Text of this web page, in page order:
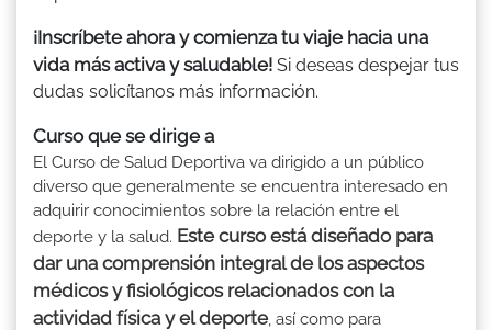
¡Inscríbete ahora y comienza tu viaje hacia una
vida más activa y saludable! Si deseas despejar tus
dudas solicítanos más información.
Curso que se dirige a
El Curso de Salud Deportiva va dirigido a un público
diverso que generalmente se encuentra interesado en
adquirir conocimientos sobre la relación entre el
deporte y la salud. Este curso está diseñado para
dar una comprensión integral de los aspectos
médicos y fisiológicos relacionados con la
actividad física y el deporte, así como para